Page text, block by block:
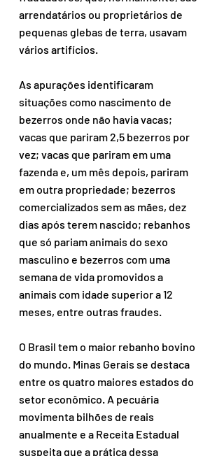
arrendatários ou proprietários de
pequenas glebas de terra, usavam
vários artifícios.
As apurações identificaram
situações como nascimento de
bezerros onde não havia vacas;
vacas que pariram 2,5 bezerros por
vez; vacas que pariram em uma
fazenda e, um mês depois, pariram
em outra propriedade; bezerros
comercializados sem as mães, dez
dias após terem nascido; rebanhos
que só pariam animais do sexo
masculino e bezerros com uma
semana de vida promovidos a
animais com idade superior a 12
meses, entre outras fraudes.
O Brasil tem o maior rebanho bovino
do mundo. Minas Gerais se destaca
entre os quatro maiores estados do
setor econômico. A pecuária
movimenta bilhões de reais
anualmente e a Receita Estadual
suspeita que a prática dessa